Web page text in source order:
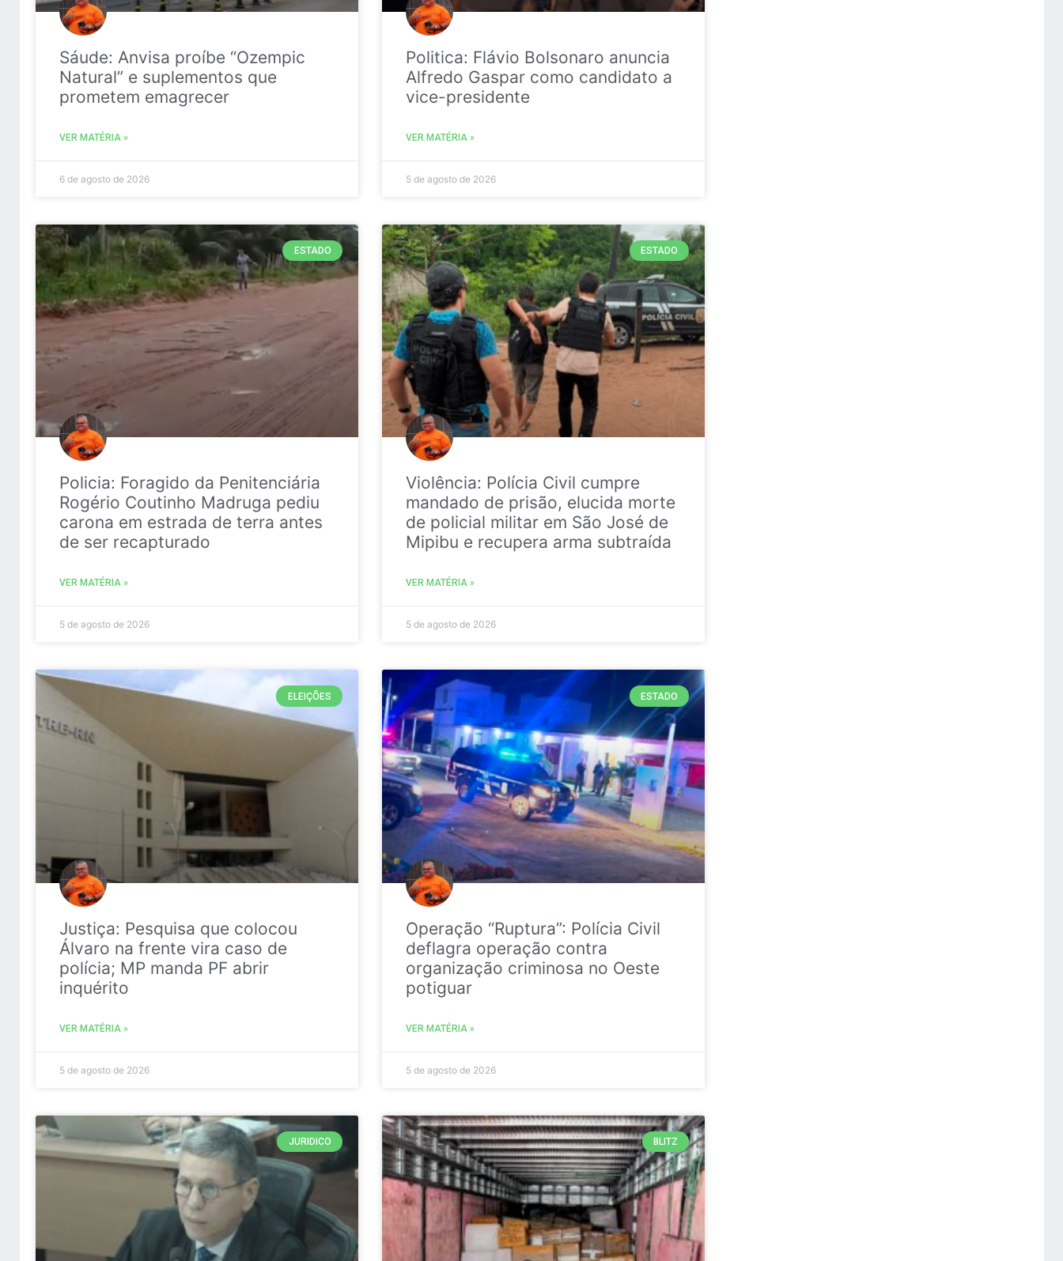
Sáude: Anvisa proíbe “Ozempic
Natural” e suplementos que
prometem emagrecer
VER MATÉRIA »
6 de agosto de 2026
Politica: Flávio Bolsonaro anuncia
Alfredo Gaspar como candidato a
vice-presidente
VER MATÉRIA »
5 de agosto de 2026
ESTADO
Policia: Foragido da Penitenciária
Rogério Coutinho Madruga pediu
carona em estrada de terra antes
de ser recapturado
VER MATÉRIA »
5 de agosto de 2026
ESTADO
Violência: Polícia Civil cumpre
mandado de prisão, elucida morte
de policial militar em São José de
Mipibu e recupera arma subtraída
VER MATÉRIA »
5 de agosto de 2026
ELEIÇÕES
Justiça: Pesquisa que colocou
Álvaro na frente vira caso de
polícia; MP manda PF abrir
inquérito
VER MATÉRIA »
5 de agosto de 2026
ESTADO
Operação “Ruptura”: Polícia Civil
deflagra operação contra
organização criminosa no Oeste
potiguar
VER MATÉRIA »
5 de agosto de 2026
JURIDICO BLITZ